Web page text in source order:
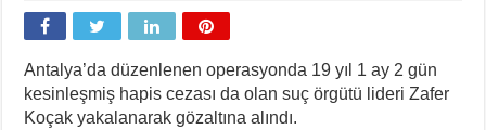
Antalya’da düzenlenen operasyonda 19 yıl 1 ay 2 gün
kesinleşmiş hapis cezası da olan suç örgütü lideri Zafer
Koçak yakalanarak gözaltına alındı.